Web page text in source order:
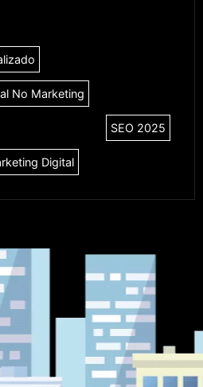
No Marketing
SEO 2025
Digital